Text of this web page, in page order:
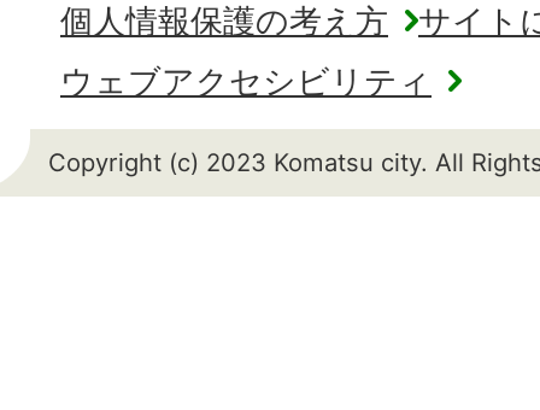
個人情報保護の考え方
サイト
ウェブアクセシビリティ
Copyright (c) 2023 Komatsu city. All